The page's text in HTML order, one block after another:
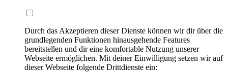
Durch das Akzeptieren dieser Dienste können wir dir über die
grundlegenden Funktionen hinausgehende Features
bereitstellen und dir eine komfortable Nutzung unserer
Webseite ermöglichen. Mit deiner Einwilligung setzen wir auf
dieser Webseite folgende Drittdienste ein: